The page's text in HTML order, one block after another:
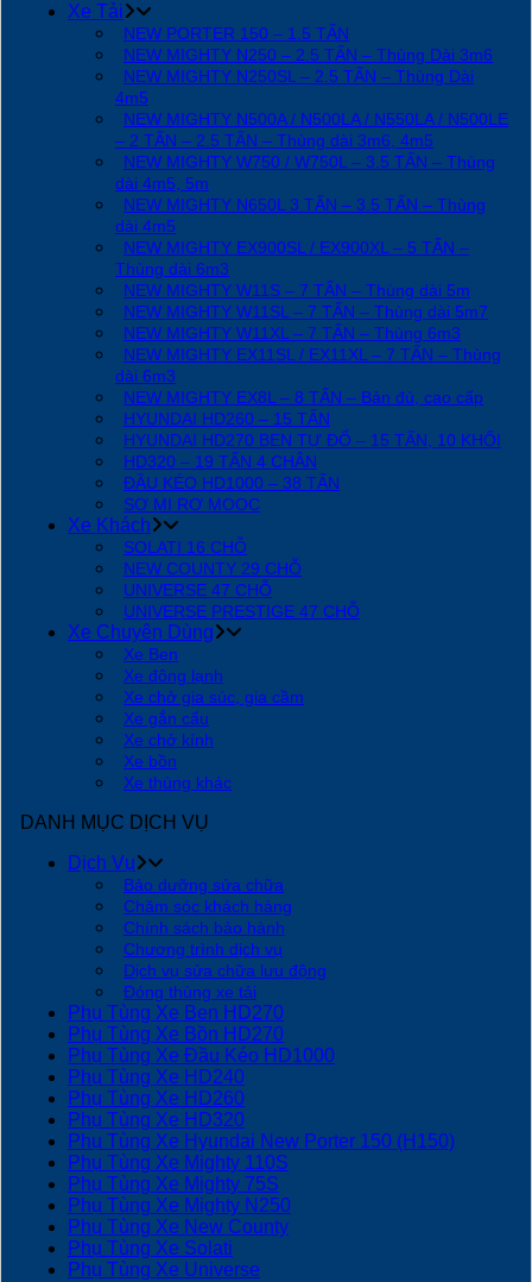
Xe Tải
NEW PORTER 150 – 1.5 TẤN
NEW MIGHTY N250 – 2.5 TẤN – Thùng Dài 3m6
NEW MIGHTY N250SL – 2.5 TẤN – Thùng Dài
4m5
NEW MIGHTY N500A / N500LA / N550LA / N500LE
– 2 TẤN – 2.5 TẤN – Thùng dài 3m6, 4m5
NEW MIGHTY W750 / W750L – 3.5 TẤN – Thùng
dài 4m5, 5m
NEW MIGHTY N650L 3 TẤN – 3.5 TẤN – Thùng
dài 4m5
NEW MIGHTY EX900SL / EX900XL – 5 TẤN –
Thùng dài 6m3
NEW MIGHTY W11S – 7 TẤN – Thùng dài 5m
NEW MIGHTY W11SL – 7 TẤN – Thùng dài 5m7
NEW MIGHTY W11XL – 7 TẤN – Thùng 6m3
NEW MIGHTY EX11SL / EX11XL – 7 TẤN – Thùng
dài 6m3
NEW MIGHTY EX8L – 8 TẤN – Bản đủ, cao cấp
HYUNDAI HD260 – 15 TẤN
HYUNDAI HD270 BEN TỰ ĐỔ – 15 TẤN, 10 KHỐI
HD320 – 19 TẤN 4 CHÂN
ĐẦU KÉO HD1000 – 38 TẤN
SƠ MI RƠ MOOC
Xe Khách
SOLATI 16 CHỖ
NEW COUNTY 29 CHỖ
UNIVERSE 47 CHỖ
UNIVERSE PRESTIGE 47 CHỖ
Xe Chuyên Dùng
Xe Ben
Xe đông lạnh
Xe chở gia súc, gia cầm
Xe gắn cẩu
Xe chở kính
Xe bồn
Xe thùng khác
DANH MỤC DỊCH VỤ
Dịch Vụ
Bảo dưỡng sửa chữa
Chăm sóc khách hàng
Chính sách bảo hành
Chương trình dịch vụ
Dịch vụ sửa chữa lưu động
Đóng thùng xe tải
Phụ Tùng Xe Ben HD270
Phụ Tùng Xe Bồn HD270
Phụ Tùng Xe Đầu Kéo HD1000
Phụ Tùng Xe HD240
Phụ Tùng Xe HD260
Phụ Tùng Xe HD320
Phụ Tùng Xe Hyundai New Porter 150 (H150)
Phụ Tùng Xe Mighty 110S
Phụ Tùng Xe Mighty 75S
Phụ Tùng Xe Mighty N250
Phụ Tùng Xe New County
Phụ Tùng Xe Solati
Phụ Tùng Xe Universe